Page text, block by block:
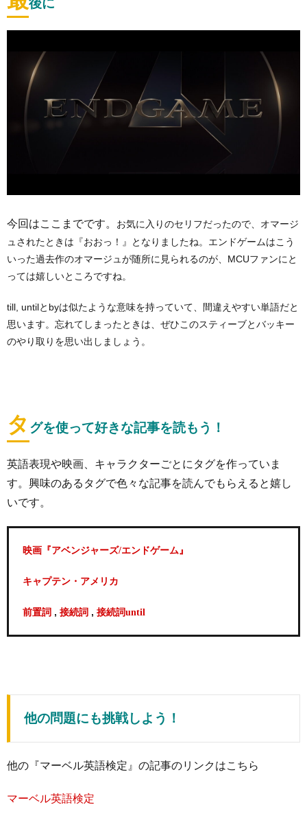
今回はここまでです。 お気に入りのセリフだったので、オマージ
ュされたときは『おおっ！』となりましたね。エンドゲームはこう
いった過去作のオマージュが随所に見られるのが、MCUファンにと
っては嬉しいところですね。
till, untilとbyは似たような意味を持っていて、間違えやすい単語だと
思います。忘れてしまったときは、ぜひこのスティーブとバッキー
のやり取りを思い出しましょう。
タ グを使って好きな記事を読もう！
英語表現や映画、キャラクターごとにタグを作っていま
す。興味のあるタグで色々な記事を読んでもらえると嬉し
いです。
映画『アベンジャーズ/エンドゲーム』
キャプテン・アメリカ
前置詞 , 接続詞 , 接続詞until
他の問題にも挑戦しよう！
他の『マーベル英語検定』の記事のリンクはこちら
マーベル英語検定